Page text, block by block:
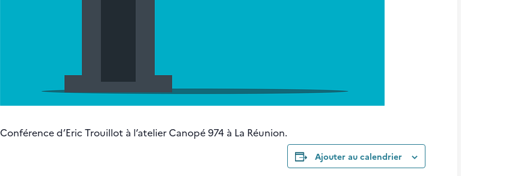
Conférence d’Eric Trouillot à l’atelier Canopé 974 à La Réunion.
Ajouter au calendrier